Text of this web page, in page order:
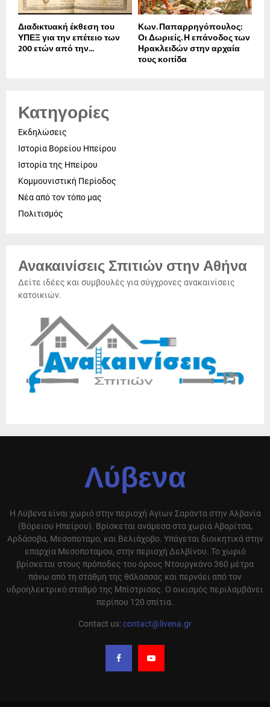
Διαδικτυακή έκθεση του
ΥΠΕΞ για την επέτειο των
200 ετών από την...
Κων. Παπαρρηγόπουλος:
Οι Δωριείς. Η επάνοδος των
Ηρακλειδών στην αρχαία
τους κοιτίδα
Κατηγορίες
Εκδηλώσεις
Ιστορία Βορείου Ηπείρου
Ιστορία της Ηπείρου
Κομμουνιστική Περίοδος
Νέα από τον τόπο μας
Πολιτισμός
Ανακαινίσεις Σπιτιών στην Αθήνα
Δείτε ιδέες και συμβουλές για σύγχρονες ανακαινίσεις
κατοικιών.
Λύβενα
Η Λύβενα είναι χωριό στην περιοχή Αγίων Σαράντα στην Αλβανία
(Βόρειου Ηπείρου). Βρίσκεται ανάμεσα στα χωριά Αβαρίτσα,
Αρδάσοβα, Μεσοποταμο, και Βελιάχοβο. Υπάγεται διοικητικά στην
επαρχία Μεσοποταμου, στην περιοχή Δελβίνου. Το χωριό
βρίσκεται στους πρόποδες του όρους Ντουργκάνο 360 μέτρα
πάνω από τη στάθμη της θάλασσας και περνάει από τον
υδροηλεκτρικό σταθμό της Μπίστρισας. Ο οικισμός περιλαμβάνει
περίπου 120 σπίτια.
Contact us:contact@livena.gr